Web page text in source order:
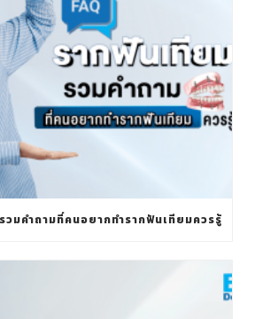
วมคำถามที่คนอยากทำรากฟันเทียมควรรู้